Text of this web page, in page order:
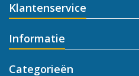
Klantenservice
Informatie
Categorieën